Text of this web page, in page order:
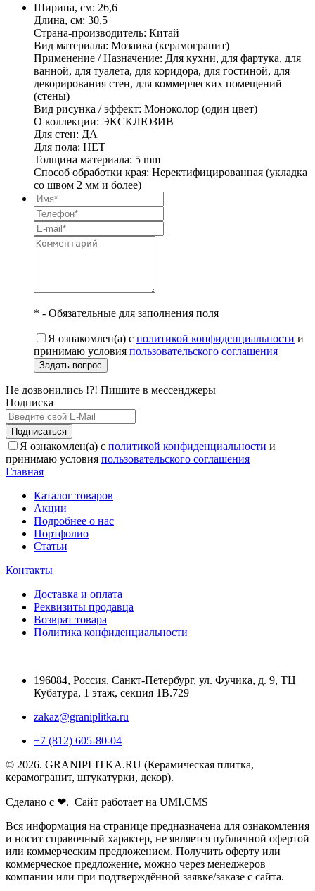
Ширина, см: 26,6
Длина, см: 30,5
Страна-производитель: Китай
Вид материала: Мозаика (керамогранит)
Применение / Назначение: Для кухни, для фартука, для
ванной, для туалета, для коридора, для гостиной, для
декорирования стен, для коммерческих помещений
(стены)
Вид рисунка / эффект: Моноколор (один цвет)
О коллекции: ЭКСКЛЮЗИВ
Для стен: ДА
Для пола: НЕТ
Толщина материала: 5 mm
Способ обработки края: Неректифицированная (укладка
со швом 2 мм и более)
* - Обязательные для заполнения поля
Я ознакомлен(а) с политикой конфиденциальности и
принимаю условия пользовательского соглашения
Задать вопрос
Не дозвонились !?! Пишите в мессенджеры
Подписка
Подписаться
Я ознакомлен(а) с политикой конфиденциальности и
принимаю условия пользовательского соглашения
Главная
Каталог товаров
Акции
Подробнее о нас
Портфолио
Статьи
Контакты
Доставка и оплата
Реквизиты продавца
Возврат товара
Политика конфиденциальности
196084, Россия, Санкт-Петербург, ул. Фучика, д. 9, ТЦ
Кубатура, 1 этаж, секция 1В.729
zakaz@graniplitka.ru
+7 (812) 605-80-04
© 2026. GRANIPLITKA.RU (Керамическая плитка,
керамогранит, штукатурки, декор).
Сделано с ❤. Сайт работает на UMI.CMS
Вся информация на странице предназначена для ознакомления
и носит справочный характер, не является публичной офертой
или коммерческим предложением. Получить оферту или
коммерческое предложение, можно через менеджеров
компании или при подтверждённой заявке/заказе с сайта.